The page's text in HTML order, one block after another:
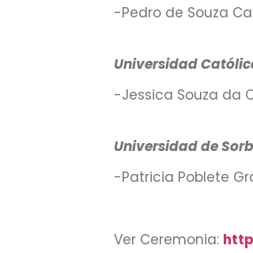
-Pedro de Souza
Universidad
-Jessica Souza da
Universidad de
-Patricia Poblete
Ver Ceremonia: